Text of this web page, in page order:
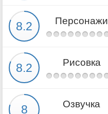
Персонажи
Рисовка
Озвучка